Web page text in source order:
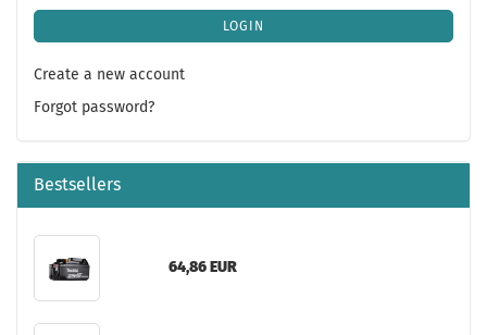
LOGIN
Create a new account
Forgot password?
Bestsellers
64,86 EUR